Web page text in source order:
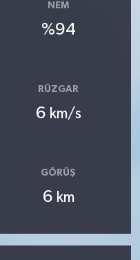
NEM
%94
RÜZGAR
6 km/s
GÖRÜŞ
6 km